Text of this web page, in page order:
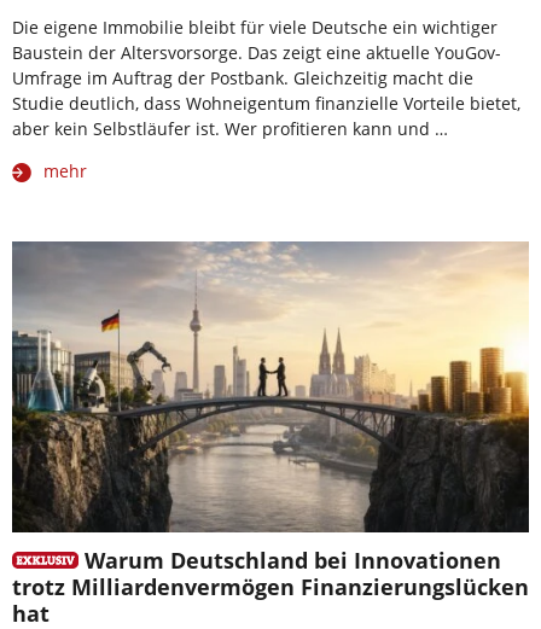
Die eigene Immobilie bleibt für viele Deutsche ein wichtiger
Baustein der Altersvorsorge. Das zeigt eine aktuelle YouGov-
Umfrage im Auftrag der Postbank. Gleichzeitig macht die
Studie deutlich, dass Wohneigentum finanzielle Vorteile bietet,
aber kein Selbstläufer ist. Wer profitieren kann und …
mehr
Warum Deutschland bei Innovationen
trotz Milliardenvermögen Finanzierungslücken
hat